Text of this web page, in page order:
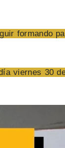
formando
viernes 30